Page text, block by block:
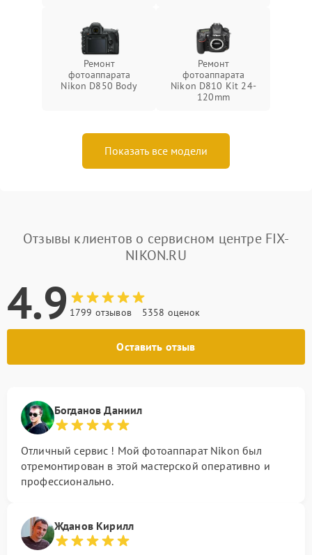
Ремонт
фотоаппарата
Nikon D850 Body
Ремонт
фотоаппарата
Nikon D810 Kit 24-
120mm
Показать все модели
Отзывы клиентов о сервисном центре FIX-
NIKON.RU
4.9 1799 отзывов 5358 оценок
Оставить отзыв
Богданов Даниил
Отличный сервис ! Мой фотоаппарат Nikon был
отремонтирован в этой мастерской оперативно и
профессионально.
Жданов Кирилл